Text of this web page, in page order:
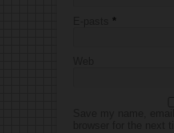
*